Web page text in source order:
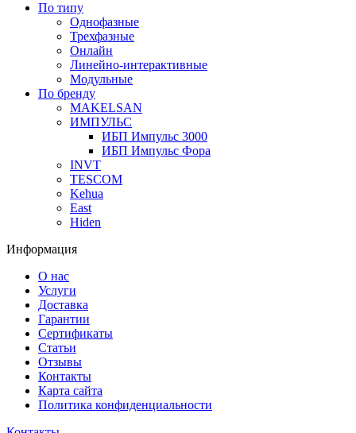
По типу
Однофазные
Трехфазные
Онлайн
Линейно-интерактивные
Модульные
По бренду
MAKELSAN
ИМПУЛЬС
ИБП Импульс 3000
ИБП Импульс Фора
INVT
TESCOM
Kehua
East
Hiden
Информация
О нас
Услуги
Доставка
Гарантии
Сертификаты
Статьи
Отзывы
Контакты
Карта сайта
Политика конфиденциальности